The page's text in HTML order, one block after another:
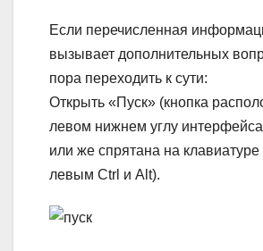
Если перечисленная
вызывает дополнительных
пора переходить к сути:
Открыть «Пуск» (кнопка
левом нижнем углу
или же спрятана на
левым Ctrl и Alt).